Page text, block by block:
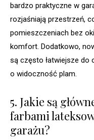
bardzo praktyczne w
rozjaśniają przestrzeń,
pomieszczeniach bez
komfort. Dodatkowo,
są często łatwiejsze do
o widoczność plam.
5. Jakie są
farbami
garażu?